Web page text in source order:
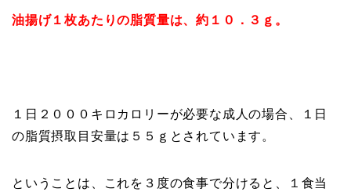
油揚げ１枚あたりの脂質量は、約１０．３ｇ。
１日２０００キロカロリーが必要な成人の場合、１日
の脂質摂取目安量は５５ｇとされています。
ということは、これを３度の食事で分けると、１食当